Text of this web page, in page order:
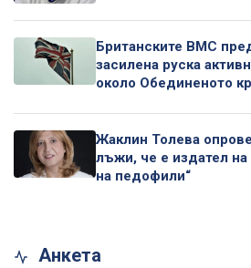
Британските ВМС
засилена руска
около Обединеното
Жаклин Толева
лъжи, че е издател
на педофили“
Анкета